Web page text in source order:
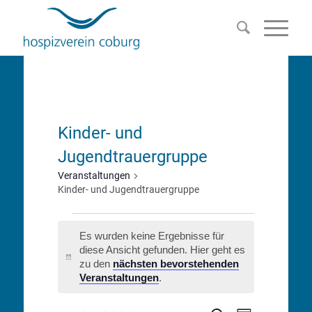
Kinder- und
Jugendtrauergruppe
Veranstaltungen
Kinder- und Jugendtrauergruppe
Veranstaltungen
Hinweis
Es wurden keine Ergebnisse für
diese Ansicht gefunden. Hier geht es
zu den nächsten bevorstehenden
Veranstaltungen.